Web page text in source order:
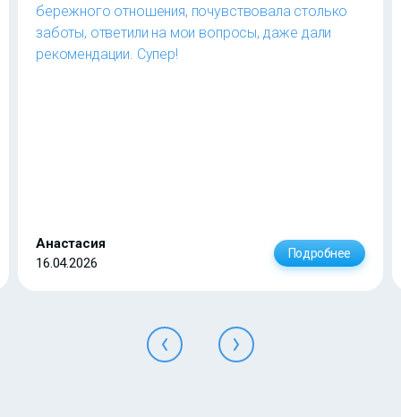
бережного отношения, почувствовала столько
заботы, ответили на мои вопросы, даже дали
рекомендации. Супер!
Анастасия
16.04.2026
Подробнее